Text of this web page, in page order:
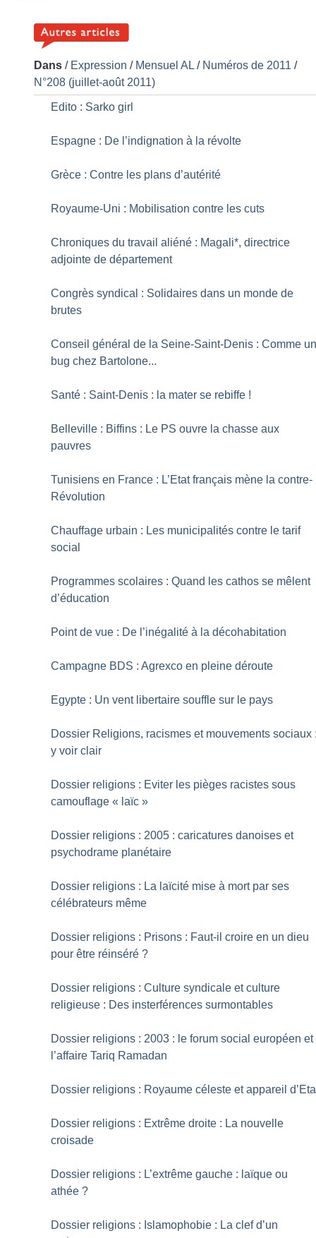
Dans / Expression / Mensuel AL / Numéros de 2011 /
N°208 (juillet-août 2011)
Edito : Sarko girl
Espagne : De l’indignation à la révolte
Grèce : Contre les plans d’autérité
Royaume-Uni : Mobilisation contre les cuts
Chroniques du travail aliéné : Magali*, directrice
adjointe de département
Congrès syndical : Solidaires dans un monde de
brutes
Conseil général de la Seine-Saint-Denis : Comme
bug chez Bartolone...
Santé : Saint-Denis : la mater se rebiffe !
Belleville : Biffins : Le PS ouvre la chasse aux
pauvres
Tunisiens en France : L’Etat français mène la contre-
Révolution
Chauffage urbain : Les municipalités contre le tarif
social
Programmes scolaires : Quand les cathos se mêlent
d’éducation
Point de vue : De l’inégalité à la décohabitation
Campagne BDS : Agrexco en pleine déroute
Egypte : Un vent libertaire souffle sur le pays
Dossier Religions, racismes et mouvements sociaux
y voir clair
Dossier religions : Eviter les pièges racistes sous
camouflage « laïc »
Dossier religions : 2005 : caricatures danoises et
psychodrame planétaire
Dossier religions : La laïcité mise à mort par ses
célébrateurs même
Dossier religions : Prisons : Faut-il croire en un dieu
pour être réinséré ?
Dossier religions : Culture syndicale et culture
religieuse : Des insterférences surmontables
Dossier religions : 2003 : le forum social européen et
l’affaire Tariq Ramadan
Dossier religions : Royaume céleste et appareil
Dossier religions : Extrême droite : La nouvelle
croisade
Dossier religions : L’extrême gauche : laïque ou
athée ?
Dossier religions : Islamophobie : La clef d’un